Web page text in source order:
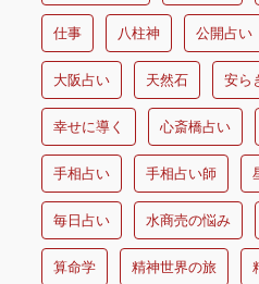
仕事 八柱神 公開占い
大阪占い 天然石 安ら
幸せに導く 心斎橋占い
手相占い 手相占い師
毎日占い 水商売の悩み
算命学 精神世界の旅